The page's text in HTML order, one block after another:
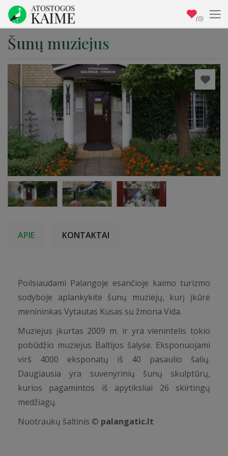
Šunų muziejus
APIE KONTAKTAI
Poilsiaudami Palangoje esančioje kaimo turizmo
sodyboje aplankykite šunų muziejų, kurį įkūrė
menininkas Vytautas Kusas su žmona Vida.
Muziejus įkurtas 2009 m. ir yra vienintelis tokio
pobūdžio muziejus Baltijos šalyse. Eksponuojami
virš 4000 eksponatų iš 40 pasaulio šalių.
Daugiausia yra suvenyrinių šunų skulptūrų,
kurios pagamintos iš apytiksliai 26 skirtingų
medžiagų.
Nuotraukų šaltinis © palangatic.lt
(0)